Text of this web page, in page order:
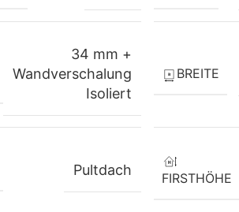
34 mm +
Wandverschalung
Isoliert
BREITE
Pultdach
FIRSTHÖHE